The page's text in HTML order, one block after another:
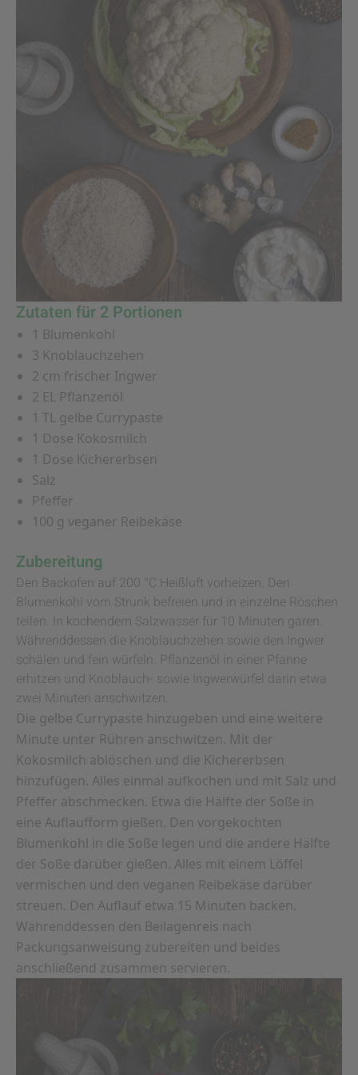
Zutaten für 2 Portionen
1 Blumenkohl
3 Knoblauchzehen
2 cm frischer Ingwer
2 EL Pflanzenöl
1 TL gelbe Currypaste
1 Dose Kokosmilch
1 Dose Kichererbsen
Salz
Pfeffer
100 g veganer Reibekäse
Zubereitung
Den Backofen auf 200 °C Heißluft vorheizen. Den
Blumenkohl vom Strunk befreien und in einzelne Röschen
teilen. In kochendem Salzwasser für 10 Minuten garen.
Währenddessen die Knoblauchzehen sowie den Ingwer
schälen und fein würfeln. Pflanzenöl in einer Pfanne
erhitzen und Knoblauch- sowie Ingwerwürfel darin etwa
zwei Minuten anschwitzen.
Die gelbe Currypaste hinzugeben und eine weitere
Minute unter Rühren anschwitzen. Mit der
Kokosmilch ablöschen und die Kichererbsen
hinzufügen. Alles einmal aufkochen und mit Salz und
Pfeffer abschmecken. Etwa die Hälfte der Soße in
eine Auflaufform gießen. Den vorgekochten
Blumenkohl in die Soße legen und die andere Hälfte
der Soße darüber gießen. Alles mit einem Löffel
vermischen und den veganen Reibekäse darüber
streuen. Den Auflauf etwa 15 Minuten backen.
Währenddessen den Beilagenreis nach
Packungsanweisung zubereiten und beides
anschließend zusammen servieren.